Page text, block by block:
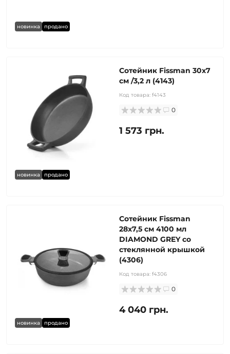
новинка продано
новинка продано
Сотейник Fissman 30x7
см /3,2 л (4143)
Код товара: f4143
0
1 573 грн.
новинка продано
Сотейник Fissman
28x7,5 см 4100 мл
DIAMOND GREY со
стеклянной крышкой
(4306)
Код товара: f4306
0
4 040 грн.